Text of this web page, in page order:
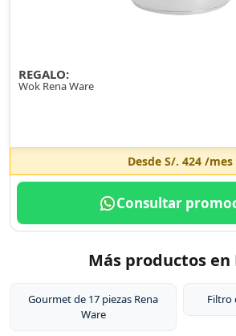
REGALO:
Wok Rena Ware
Desde S/. 424/mes
Consultar
Más productos en
Gourmet de 17 piezas Rena
Ware
Filtro